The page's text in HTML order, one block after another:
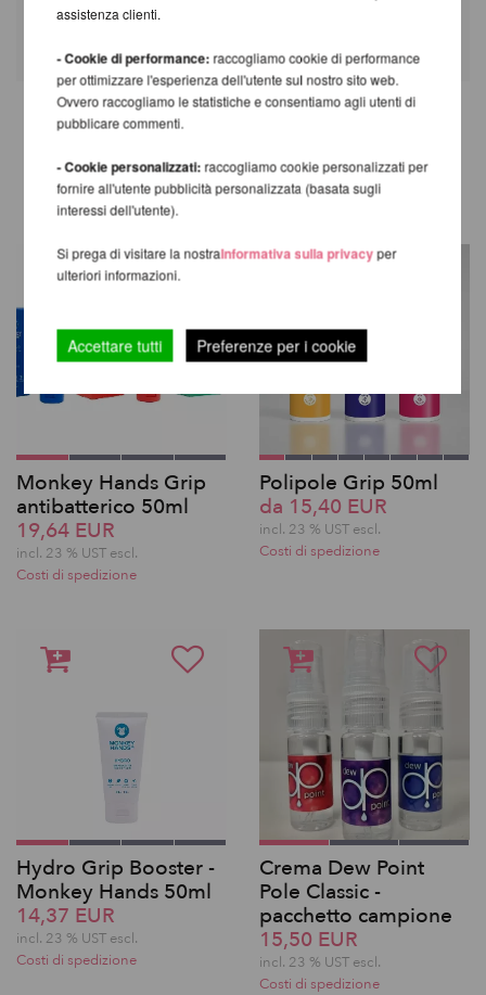
PRODOTTI
Monkey Hands Grip
antibatterico 50ml
19,64 EUR
incl. 23 % UST escl.
Costi di spedizione
Polipole Grip 50ml
da 15,40 EUR
incl. 23 % UST escl.
Costi di spedizione
Hydro Grip Booster -
Monkey Hands 50ml
14,37 EUR
incl. 23 % UST escl.
Costi di spedizione
Crema Dew Point
Pole Classic -
pacchetto campione
15,50 EUR
incl. 23 % UST escl.
Costi di spedizione
assistenza clienti.
- Cookie di performance: raccogliamo cookie di performance
per ottimizzare l'esperienza dell'utente sul nostro sito web.
Ovvero raccogliamo le statistiche e consentiamo agli utenti di
pubblicare commenti.
- Cookie personalizzati: raccogliamo cookie personalizzati per
fornire all'utente pubblicità personalizzata (basata sugli
interessi dell'utente).
Si prega di visitare la nostraInformativa sulla privacyper
ulteriori informazioni.
Accettare tutti Preferenze per i cookie